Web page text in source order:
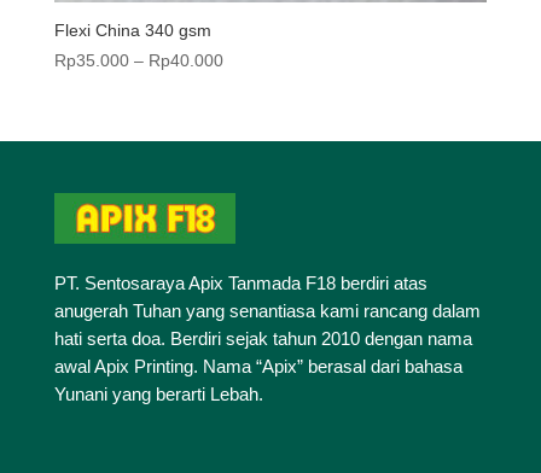
Flexi China 340 gsm
Rp35.000 – Rp40.000Rentang
hingga
PT. Sentosaraya Apix Tanmada F18 berdiri atas
anugerah Tuhan yang senantiasa kami rancang dalam
hati serta doa. Berdiri sejak tahun 2010 dengan nama
awal Apix Printing. Nama “Apix” berasal dari bahasa
Yunani yang berarti Lebah.